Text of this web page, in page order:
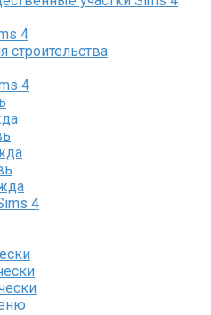
4
строительства
4
4